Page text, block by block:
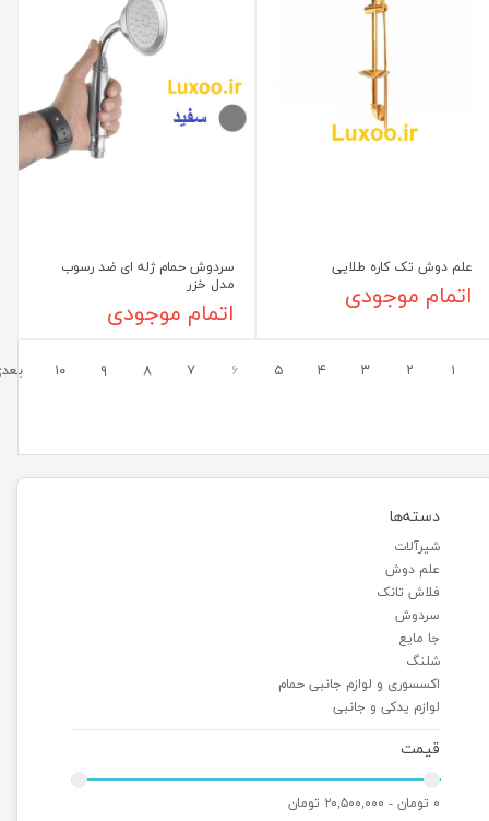
دسته‌ها
شیرآلات
علم دوش
فلاش تانک
سردوش
جا مایع
شلنگ
اکسسوری و لوازم جانبی حمام
لوازم یدکی و جانبی
قیمت
۰ تومان - ۲۰,۵۰۰,۰۰۰ تومان
علم دوش تک کاره طلایی
اتمام موجودی
سردوش حمام ژله ای ضد رسوب
مدل خزر
اتمام موجودی
۱ ۲ ۳ ۴ ۵ ۶ ۷ ۸ ۹ ۱۰